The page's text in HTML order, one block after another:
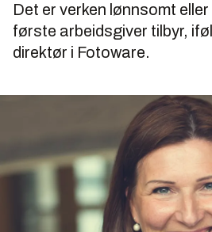
Det er verken lønnsomt
første arbeidsgiver tilbyr,
direktør i Fotoware.